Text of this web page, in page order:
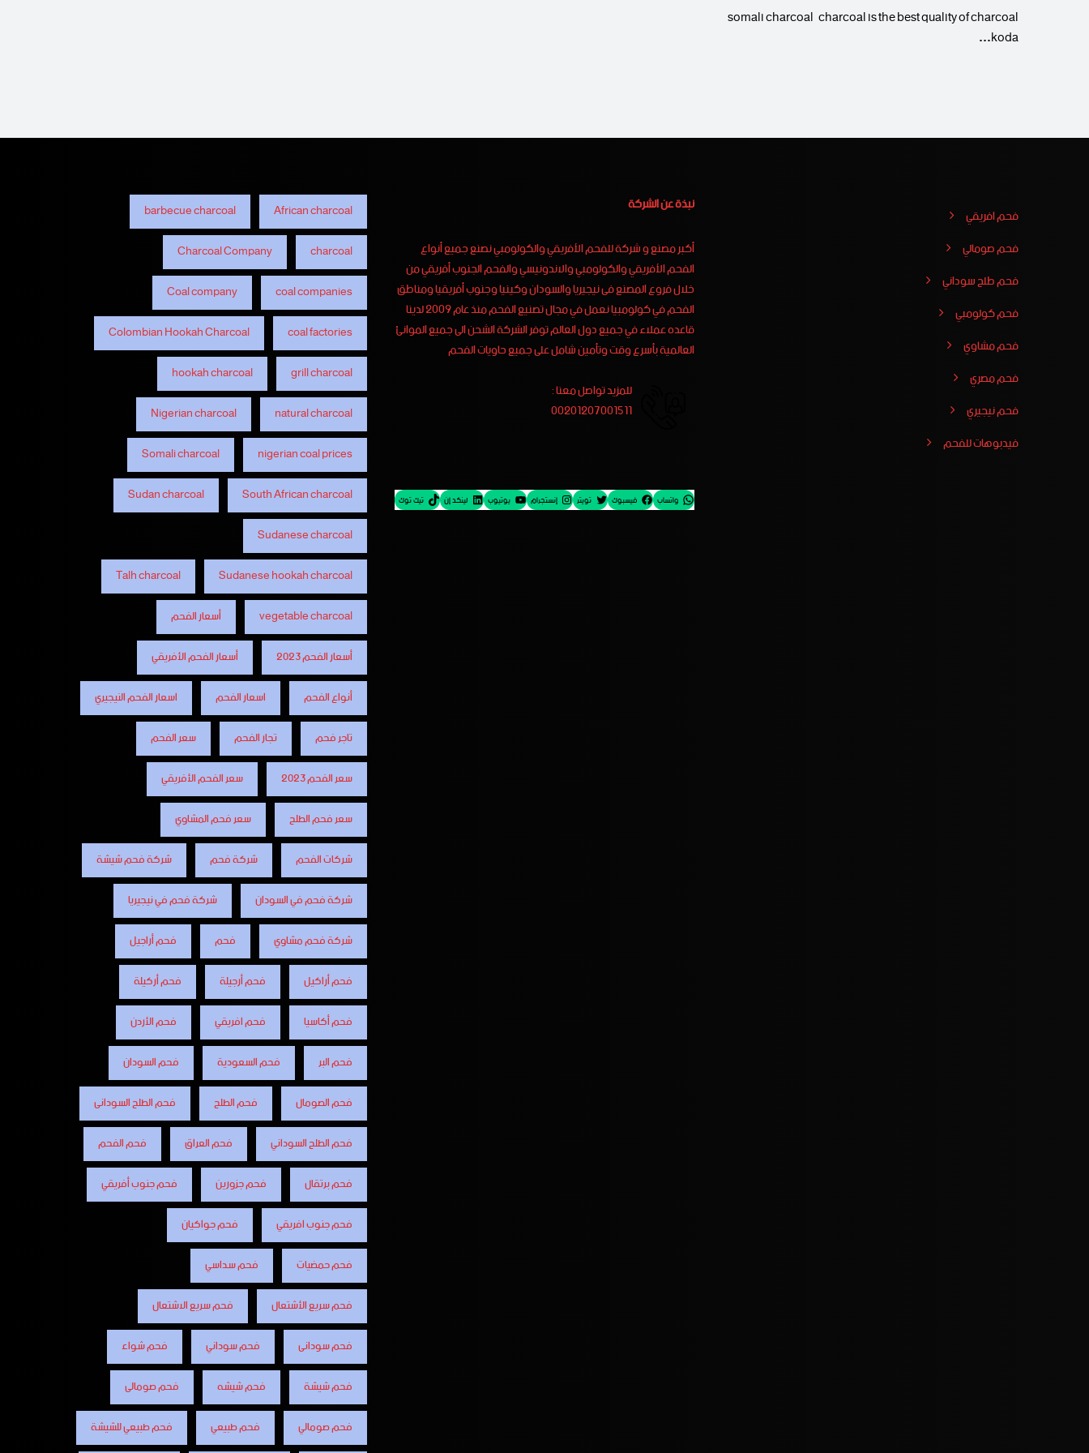
somali charcoal charcoal is the best quality of charcoal
koda…
فحم افريقي
فحم صومالي
فحم طلح سوداني
فحم كولومبي
فحم مشاوي
فحم مصري
فحم نيجيري
فيدبوهات للفحم
نبذة عن الشركة
أكبر مصنع و شركة للفحم الأفريقي والكولومبي نصنع جميع أنواع
الفحم الأفريقي والكولومبي والاندونيسي والفحم الجنوب أفريقي من
خلال فروع المصنع فى نيجيريا والسودان وكينيا وجنوب أفريقيا ومناطق
الفحم في كولومبيا نعمل في مجال تصنيع الفحم منذ عام 2009 لدينا
قاعده عملاء في جميع دول العالم توفر الشركة الشحن الى جميع الموانئ
العالمية بأسرع وقت وتأمين شامل على جميع حاويات الفحم
للمزيد تواصل معنا :
00201207001511
واتساب فيسبوك تويتر إنستجرام يوتيوب لينكد إن تيك توك
African charcoal
barbecue charcoal
charcoal
Charcoal Company
coal companies
Coal company
coal factories
Colombian Hookah Charcoal
grill charcoal
hookah charcoal
natural charcoal
Nigerian charcoal
nigerian coal prices
Somali charcoal
South African charcoal
Sudan charcoal
Sudanese charcoal
Sudanese hookah charcoal
Talh charcoal
vegetable charcoal
أسعار الفحم
أسعار الفحم 2023
أسعار الفحم الأفريقي
أنواع الفحم
اسعار الفحم
اسعار الفحم النيجيري
تاجر فحم
تجار الفحم
سعر الفحم
سعر الفحم 2023
سعر الفحم الأفريقي
سعر فحم الطلح
سعر فحم المشاوي
شركات الفحم
شركة فحم
شركة فحم شيشة
شركة فحم في السودان
شركة فحم في نيجيريا
شركة فحم مشاوي
فحم
فحم أراجيل
فحم أراكيل
فحم أرجيلة
فحم أركيلة
فحم أكاسيا
فحم افريقي
فحم الأردن
فحم البر
فحم السعودية
فحم السودان
فحم الصومال
فحم الطلح
فحم الطلح السودانى
فحم الطلح السوداني
فحم العراق
فحم الفحم
فحم برتقال
فحم جزورين
فحم جنوب أفريقي
فحم جنوب افريقي
فحم جواكيان
فحم حمضيات
فحم سداسي
فحم سريع الأشتعال
فحم سريع الاشتعال
فحم سودانى
فحم سوداني
فحم شواء
فحم شيشة
فحم شيشه
فحم صومالى
فحم صومالي
فحم طبيعي
فحم طبيعي للشيشة